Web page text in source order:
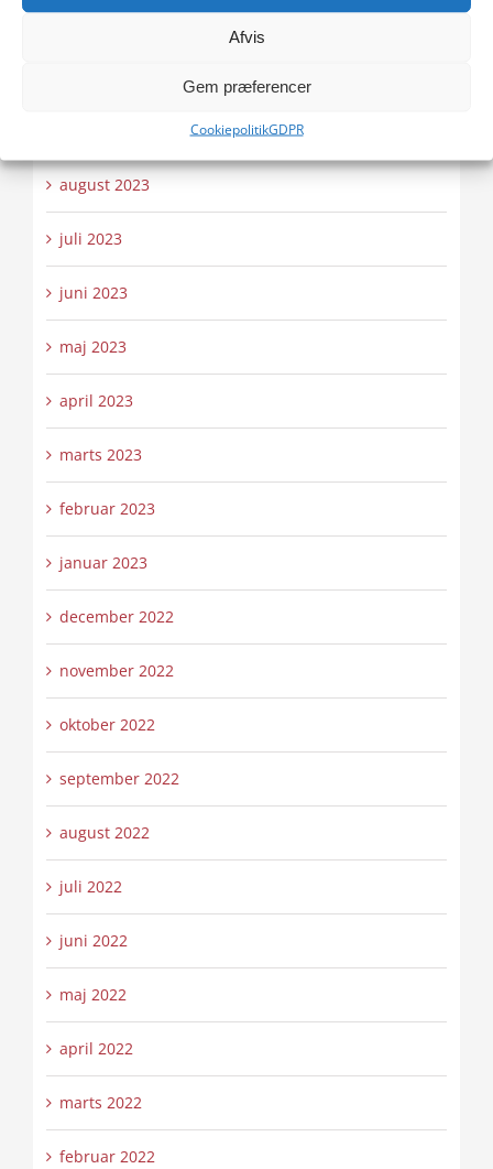
Afvis
Gem præferencer
CookiepolitikGDPR
august 2023
juli 2023
juni 2023
maj 2023
april 2023
marts 2023
februar 2023
januar 2023
december 2022
november 2022
oktober 2022
september 2022
august 2022
juli 2022
juni 2022
maj 2022
april 2022
marts 2022
februar 2022